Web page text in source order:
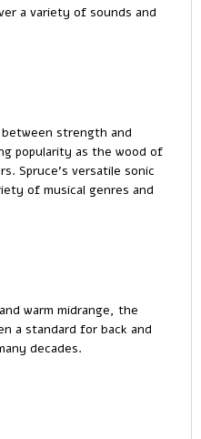
a variety of sounds and
between strength and
popularity as the wood of
Spruce’s versatile sonic
of musical genres and
warm midrange, the
a standard for back and
decades.